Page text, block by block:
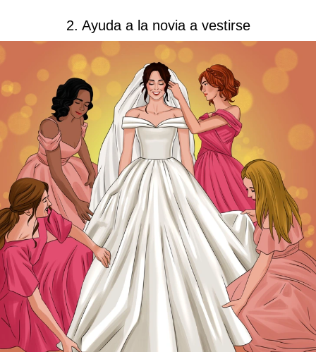
2. Ayuda a la novia a vestirse